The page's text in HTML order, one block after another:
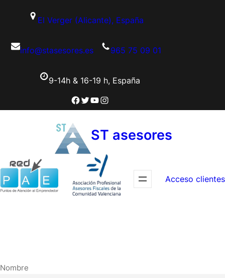
El Verger (Alicante), España
info@stasesores.es 965 75 09 01
9-14h & 16-19 h, España
Facebook
Twitter
YouTube
Instagram
ST asesores
Acceso clientes
Nombre